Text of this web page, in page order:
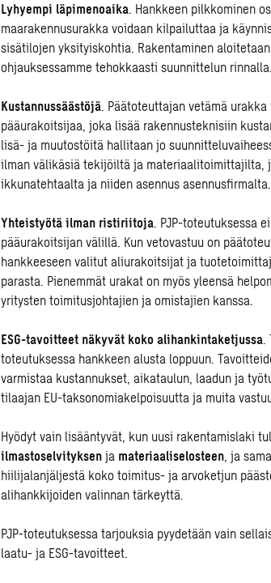
Lyhyempi läpimenoaika. Hankkeen pilkkominen
maarakennusurakka voidaan kilpailuttaa ja
sisätilojen yksityiskohtia. Rakentaminen
ohjauksessamme tehokkaasti suunnittelun rinnalla.
Kustannussäästöjä. Päätoteuttajan vetämä
pääurakoitsijaa, joka lisää rakennusteknisiin
lisä- ja muutostöitä hallitaan jo
ilman välikäsiä tekijöiltä ja
ikkunatehtaalta ja niiden asennus asennusfirmalta.
Yhteistyötä ilman ristiriitoja. PJP-toteutuksessa
pääurakoitsijan välillä. Kun vetovastuu on
hankkeeseen valitut aliurakoitsijat ja
parasta. Pienemmät urakat on myös yleensä
yritysten toimitusjohtajien ja omistajien kanssa.
ESG-tavoitteet näkyvät koko alihankintaketjussa.
toteutuksessa hankkeen alusta loppuun.
varmistaa kustannukset, aikataulun, laadun ja
tilaajan EU-taksonomiakelpoisuutta ja muita
Hyödyt vain lisääntyvät, kun uusi rakentamislaki
ilmastoselvityksen ja materiaaliselosteen, ja
hiilijalanjäljestä koko toimitus- ja arvoketjun
alihankkijoiden valinnan tärkeyttä.
PJP-toteutuksessa tarjouksia pyydetään vain
laatu- ja ESG-tavoitteet.